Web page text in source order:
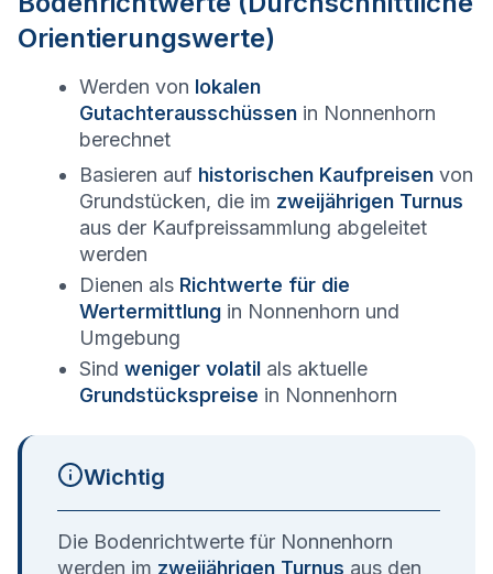
Orientierungswerte)
Werden von lokalen
Gutachterausschüssen in Nonnenhorn
berechnet
Basieren auf historischen Kaufpreisen von
Grundstücken, die im zweijährigen Turnus
aus der Kaufpreissammlung abgeleitet
werden
Dienen als Richtwerte für die
Wertermittlung in Nonnenhorn und
Umgebung
Sind weniger volatil als aktuelle
Grundstückspreise in Nonnenhorn
Wichtig
Die Bodenrichtwerte für Nonnenhorn
werden im zweijährigen Turnus aus den